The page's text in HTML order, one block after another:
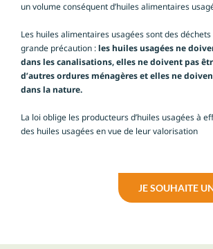
un volume conséquent d’huiles alimentaires
Les huiles alimentaires usagées sont des
grande précaution :les huiles usagées ne
dans les canalisations, elles ne doivent pas
d’autres ordures ménagères et elles ne
dans la nature.
La loi oblige les producteurs d’huiles usagées à
des huiles usagées en vue de leur valorisation
JE SOUHAITE